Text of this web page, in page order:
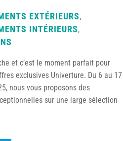
EXTÉRIEURS,
INTÉRIEURS,
et c’est le moment parfait pour
exclusives Univerture. Du 6 au 17
nous vous proposons des
sur une large sélection